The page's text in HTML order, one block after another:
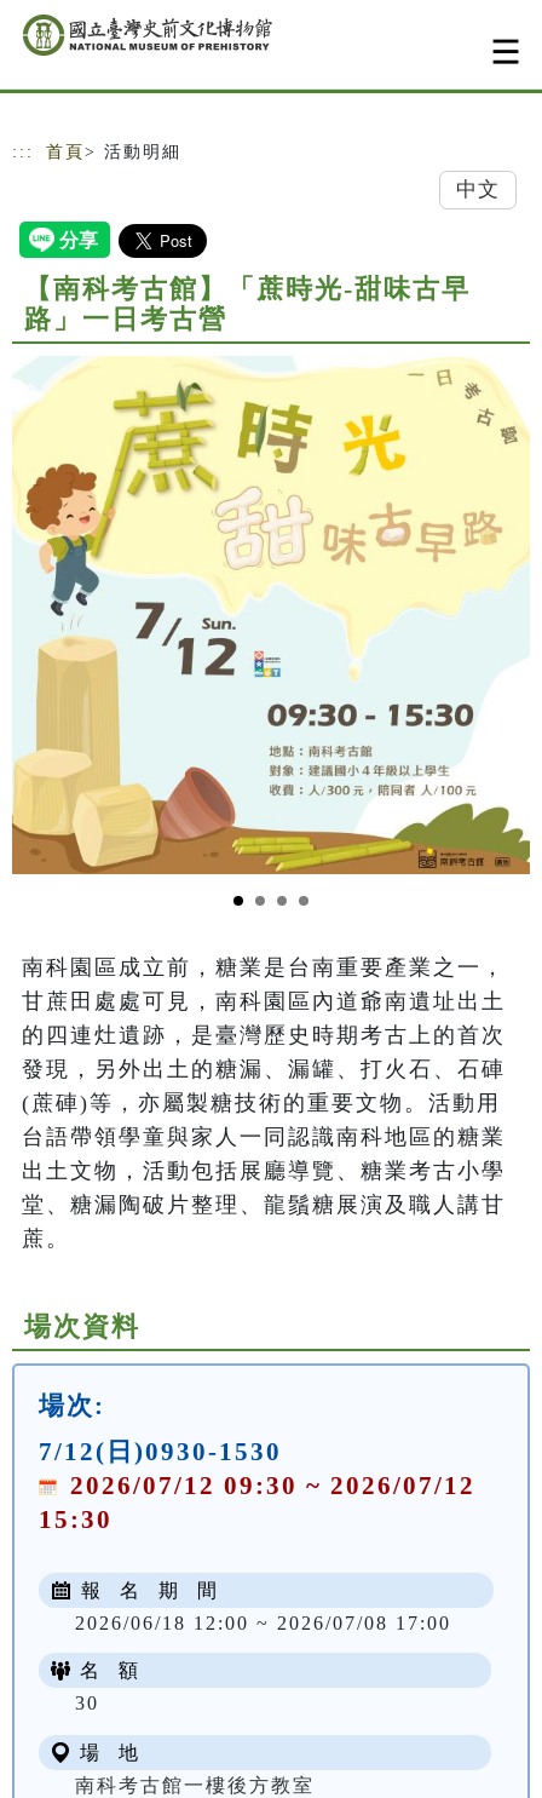
跳到主要內容
網站導覽
::: 首頁 > 活動明細
中文
【南科考古館】「蔗時光-甜味古早
路」一日考古營
南科園區成立前，糖業是台南重要產業之一，
甘蔗田處處可見，南科園區內道爺南遺址出土
的四連灶遺跡，是臺灣歷史時期考古上的首次
發現，另外出土的糖漏、漏罐、打火石、石硨
(蔗硨)等，亦屬製糖技術的重要文物。活動用
台語帶領學童與家人一同認識南科地區的糖業
出土文物，活動包括展廳導覽、糖業考古小學
堂、糖漏陶破片整理、龍鬚糖展演及職人講甘
蔗。
場次資料
場次:
7/12(日)0930-1530
2026/07/12 09:30 ~ 2026/07/12
15:30
報 名 期 間
2026/06/18 12:00 ~ 2026/07/08 17:00
名 額
30
場 地
南科考古館一樓後方教室